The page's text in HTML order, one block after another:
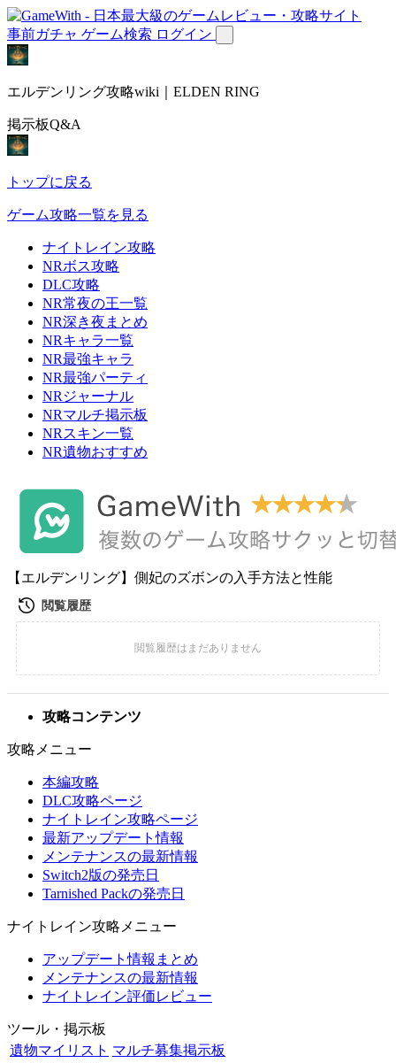
事前ガチャ ゲーム検索 ログイン
エルデンリング攻略wiki｜ELDEN RING
掲示板Q&A
トップに戻る
ゲーム攻略一覧を見る
ナイトレイン攻略
NRボス攻略
DLC攻略
NR常夜の王一覧
NR深き夜まとめ
NRキャラ一覧
NR最強キャラ
NR最強パーティ
NRジャーナル
NRマルチ掲示板
NRスキン一覧
NR遺物おすすめ
【エルデンリング】側妃のズボンの入手方法と性能
攻略コンテンツ
攻略メニュー
本編攻略
DLC攻略ページ
ナイトレイン攻略ページ
最新アップデート情報
メンテナンスの最新情報
Switch2版の発売日
Tarnished Packの発売日
ナイトレイン攻略メニュー
アップデート情報まとめ
メンテナンスの最新情報
ナイトレイン評価レビュー
ツール・掲示板
遺物マイリスト マルチ募集掲示板